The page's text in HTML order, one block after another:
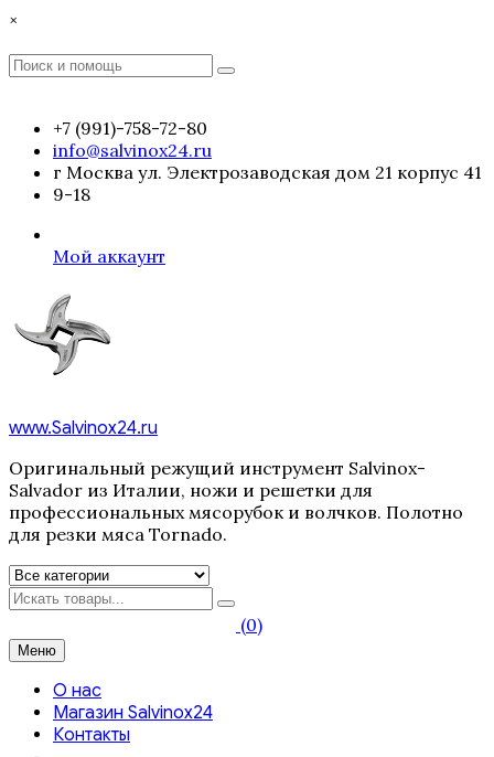
Перейти
содержимому
×
Поиск
Поиск
+7 (991)-758-72-80
info@salvinox24.ru
г Москва ул. Электрозаводская дом 21 корпус 41
9-18
Мой аккаунт
www.Salvinox24.ru
Оригинальный режущий инструмент Salvinox-
Salvador из Италии, ножи и решетки для
профессиональных мясорубок и волчков. Полотно
для резки мяса Tornado.
Искать
(0)
Меню
О нас
Магазин Salvinox24
Контакты